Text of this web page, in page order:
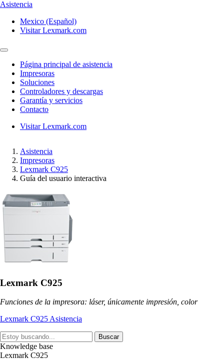
Asistencia
Mexico (Español)
Visitar Lexmark.com
Página principal de asistencia
Impresoras
Soluciones
Controladores y descargas
Garantía y servicios
Contacto
Visitar Lexmark.com
Asistencia
Impresoras
Lexmark C925
Guía del usuario interactiva
Lexmark C925
Funciones de la impresora: láser, únicamente impresión, color
Lexmark C925 Asistencia
Buscar
Knowledge base
Lexmark C925